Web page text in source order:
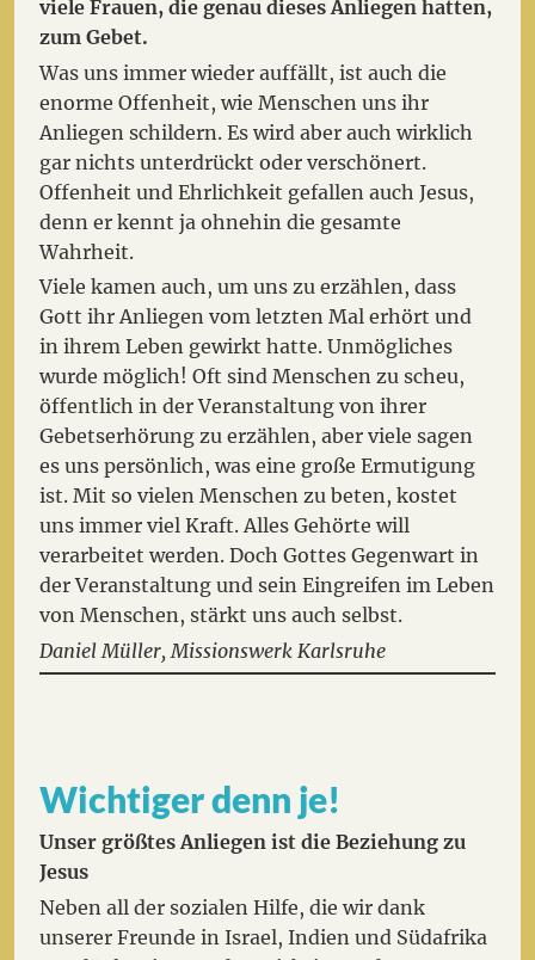
viele Frauen, die genau dieses Anliegen hatten,
zum Gebet.
Was uns immer wieder auffällt, ist auch die
enorme Offenheit, wie Menschen uns ihr
Anliegen schildern. Es wird aber auch wirklich
gar nichts unterdrückt oder verschönert.
Offenheit und Ehrlichkeit gefallen auch Jesus,
denn er kennt ja ohnehin die gesamte
Wahrheit.
Viele kamen auch, um uns zu erzählen, dass
Gott ihr Anliegen vom letzten Mal erhört und
in ihrem Leben gewirkt hatte. Unmögliches
wurde möglich! Oft sind Menschen zu scheu,
öffentlich in der Veranstaltung von ihrer
Gebetserhörung zu erzählen, aber viele sagen
es uns persönlich, was eine große Ermutigung
ist. Mit so vielen Menschen zu beten, kostet
uns immer viel Kraft. Alles Gehörte will
verarbeitet werden. Doch Gottes Gegenwart in
der Veranstaltung und sein Eingreifen im Leben
von Menschen, stärkt uns auch selbst.
Daniel Müller, Missionswerk Karlsruhe
Wichtiger denn je!
Unser größtes Anliegen ist die Beziehung zu
Jesus
Neben all der sozialen Hilfe, die wir dank
unserer Freunde in Israel, Indien und Südafrika